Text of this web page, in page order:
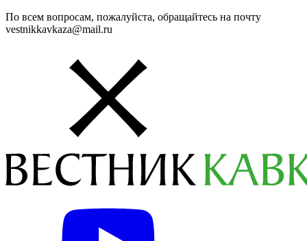
По всем вопросам, пожалуйста, обращайтесь на почту
vestnikkavkaza@mail.ru